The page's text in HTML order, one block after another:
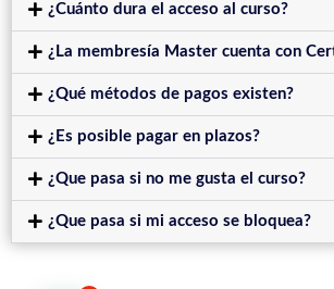
¿Cuánto dura el acceso al curso?
¿La membresía Master cuenta con
¿Qué métodos de pagos existen?
¿Es posible pagar en plazos?
¿Que pasa si no me gusta el curso?
¿Que pasa si mi acceso se bloquea?